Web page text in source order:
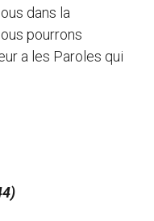
dans la
pourrons
a les Paroles qui